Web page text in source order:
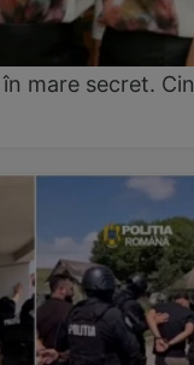
mare secret.